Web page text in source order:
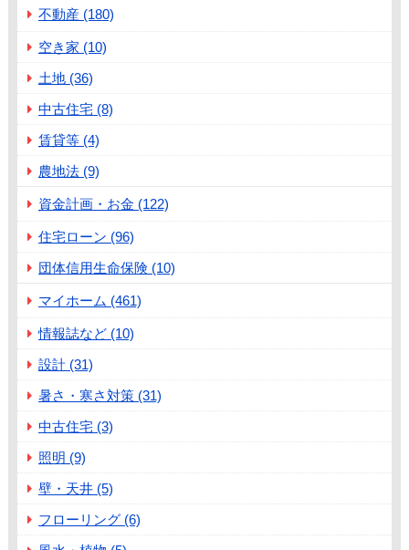
不動産 (180)
空き家 (10)
土地 (36)
中古住宅 (8)
賃貸等 (4)
農地法 (9)
資金計画・お金 (122)
住宅ローン (96)
団体信用生命保険 (10)
マイホーム (461)
情報誌など (10)
設計 (31)
暑さ・寒さ対策 (31)
中古住宅 (3)
照明 (9)
壁・天井 (5)
フローリング (6)